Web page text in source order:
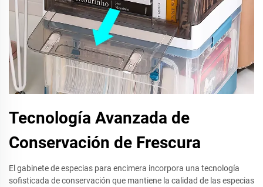
Tecnología Avanzada de
Conservación de Frescura
El gabinete de especias para encimera incorpora una tecnología
sofisticada de conservación que mantiene la calidad de las especias